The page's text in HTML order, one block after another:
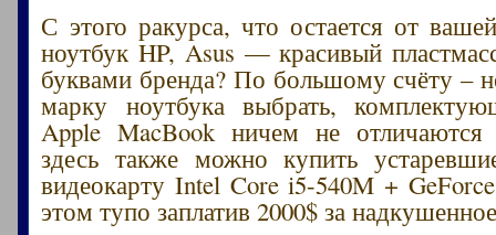
С этого ракурса, что остается от
ноутбук HP, Asus — красивый
буквами бренда? По большому счёту –
марку ноутбука выбрать,
Apple MacBook ничем не отличаются
здесь также можно купить
видеокарту Intel Core i5-540M +
этом тупо заплатив 2000$ за